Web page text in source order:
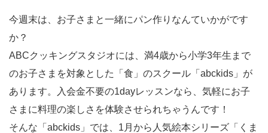
今週末は、お子さまと一緒にパン作りなんていかがです
か？
ABCクッキングスタジオには、満4歳から小学3年生まで
のお子さまを対象とした「食」のスクール「abckids」が
あります。入会金不要の1dayレッスンなら、気軽にお子
さまに料理の楽しさを体験させられちゃうんです！
そんな「abckids」では、1月から人気絵本シリーズ「くま